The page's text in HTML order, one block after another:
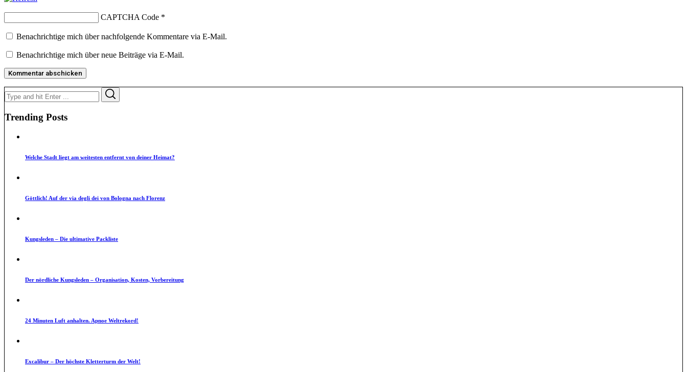
CAPTCHA Code *
Benachrichtige mich über nachfolgende Kommentare via E-Mail.
Benachrichtige mich über neue Beiträge via E-Mail.
Search
for:
Trending Posts
Welche Stadt liegt am weitesten entfernt von deiner Heimat?
Göttlich! Auf der via degli dei von Bologna nach Florenz
Kungsleden – Die ultimative Packliste
Der nördliche Kungsleden – Organisation, Kosten, Vorbereitung
24 Minuten Luft anhalten. Apnoe Weltrekord!
Excalibur – Der höchste Kletterturm der Welt!